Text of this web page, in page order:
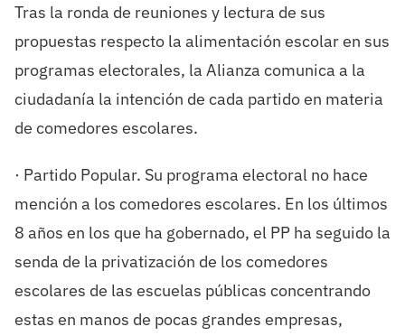
Tras la ronda de reuniones y lectura de sus
propuestas respecto la alimentación escolar en sus
programas electorales, la Alianza comunica a la
ciudadanía la intención de cada partido en materia
de comedores escolares.
· Partido Popular. Su programa electoral no hace
mención a los comedores escolares. En los últimos
8 años en los que ha gobernado, el PP ha seguido la
senda de la privatización de los comedores
escolares de las escuelas públicas concentrando
estas en manos de pocas grandes empresas,